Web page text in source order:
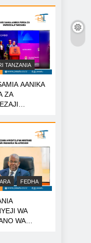
TANZANIA
AANIKA
ZA
FEDHA
WA
WA